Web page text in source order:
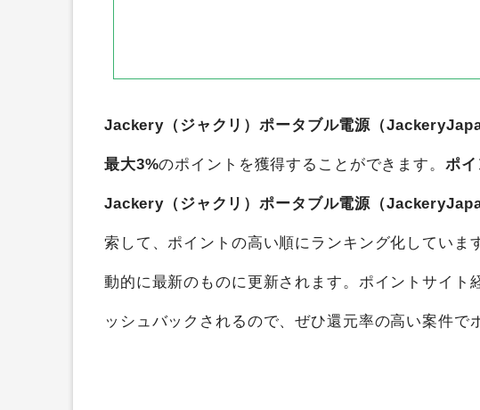
Jackery（ジャクリ）ポータブル電源（
最大3% のポイントを獲得することができます。ポイ
Jackery（ジャクリ）ポータブル電源（
索して、ポイントの高い順にランキング化していま